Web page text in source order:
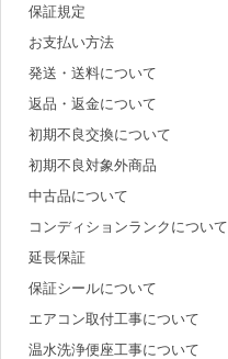
保証規定
お支払い方法
発送・送料について
返品・返金について
初期不良交換について
初期不良対象外商品
中古品について
コンディションランクについて
延長保証
保証シールについて
エアコン取付工事について
温水洗浄便座工事について